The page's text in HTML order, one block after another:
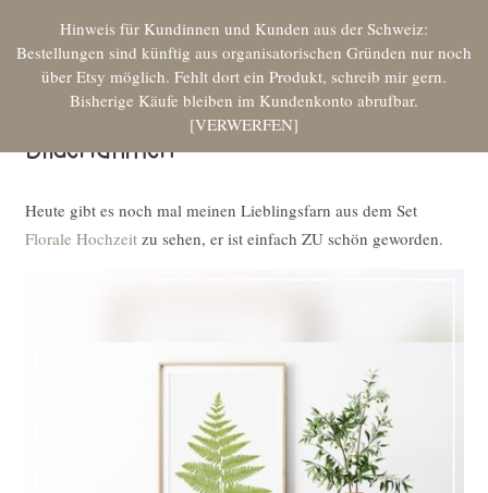
Hinweis für Kundinnen und Kunden aus der Schweiz:
Bestellungen sind künftig aus organisatorischen Gründen nur noch
über Etsy möglich. Fehlt dort ein Produkt, schreib mir gern.
Bisherige Käufe bleiben im Kundenkonto abrufbar.
VERWERFEN
Bilderrahmen
Heute gibt es noch mal meinen Lieblingsfarn aus dem Set
Florale Hochzeitzu sehen, er ist einfach ZU schön geworden.